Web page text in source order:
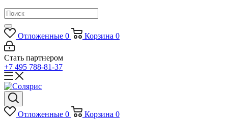
Отложенные 0 Корзина 0
Стать партнером
+7 495 788-81-37
Отложенные 0 Корзина 0